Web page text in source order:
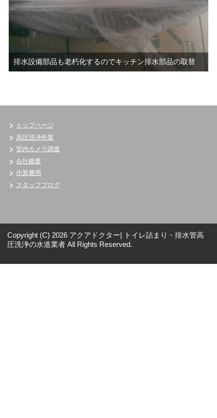
排水設備部品も老朽化するのでキッチン排水部品の取替
トップページ
高圧洗浄作業
管内カメラ調査
会社概要
作業費用
スタッフブログ
Copyright (C) 2026 アクアドクター| トイレ詰まり・排水管高
圧洗浄の水道業者 All Rights Reserved.